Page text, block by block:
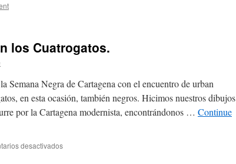
los Cuatrogatos.
Semana Negra de Cartagena con el encuentro de urban
en esta ocasión, también negros. Hicimos nuestros dibujos
por la Cartagena modernista, encontrándonos … Continue
desactivados